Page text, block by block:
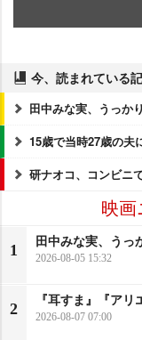
今、読まれている
田中みな実、うっか
15歳で当時27歳の夫
研ナオコ、コンビニ
映
1
田中みな実、うっ
2026-08-05 15:32
2
『耳すま』『ア
2026-08-07 07:00